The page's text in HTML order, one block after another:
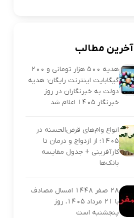
آخرین مطالب
هدیه ۵۰۰ هزار تومانی و ۲۰۰
گیگابایت اینترنت رایگان؛ هدیه
دولت به خبرنگاران در روز
خبرنگار ۱۴۰۵ اعلام شد
انواع وام‌های قرض‌الحسنه در
۱۴۰۵؛ از ازدواج و درمان تا
کارآفرینی + جدول مقایسه
بانک‌ها
۲۸ صفر ۱۴۴۸ امسال مصادف
با ۲۱ مرداد ۱۴۰۵، روز
پنجشنبه است